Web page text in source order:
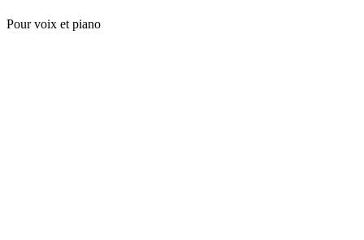
Pour voix et piano